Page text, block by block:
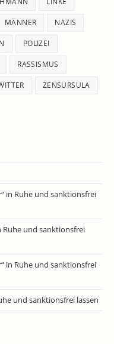
MÄNNER NAZIS
POLIZEI
RASSISMUS
ZENSURSULA
in Ruhe und sanktionsfrei
Ruhe und sanktionsfrei
in Ruhe und sanktionsfrei
und sanktionsfrei lassen